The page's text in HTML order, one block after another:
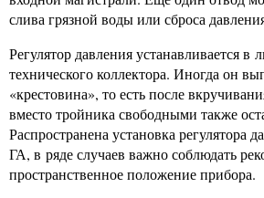
слива грязной воды или сброса
Регулятор давления устанавливается в
технического коллектора. Иногда он
«крестовина», то есть после
вместо тройника свободными также
Распространена установка регулятора
ГА, в ряде случаев важно соблюдать
пространственное положение прибора.